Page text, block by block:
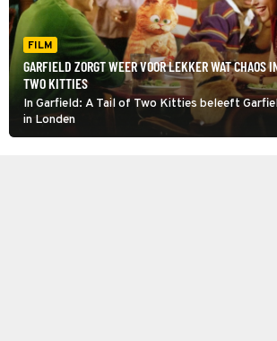
FILM
GARFIELD ZORGT WEER VOOR LEKKER WAT CHAOS
TWO KITTIES
In Garfield: A Tail of Two Kitties beleeft
in Londen